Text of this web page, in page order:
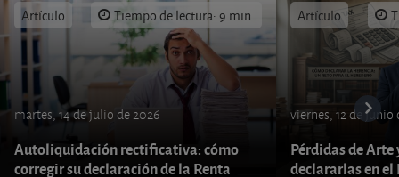
Artículo Tiempo de lectura: 9 min.
martes, 14 de julio de 2026
Autoliquidación rectificativa: cómo
corregir su declaración de la Renta
Artículo
viernes, 12 de junio
Pérdidas de
declararlas en el